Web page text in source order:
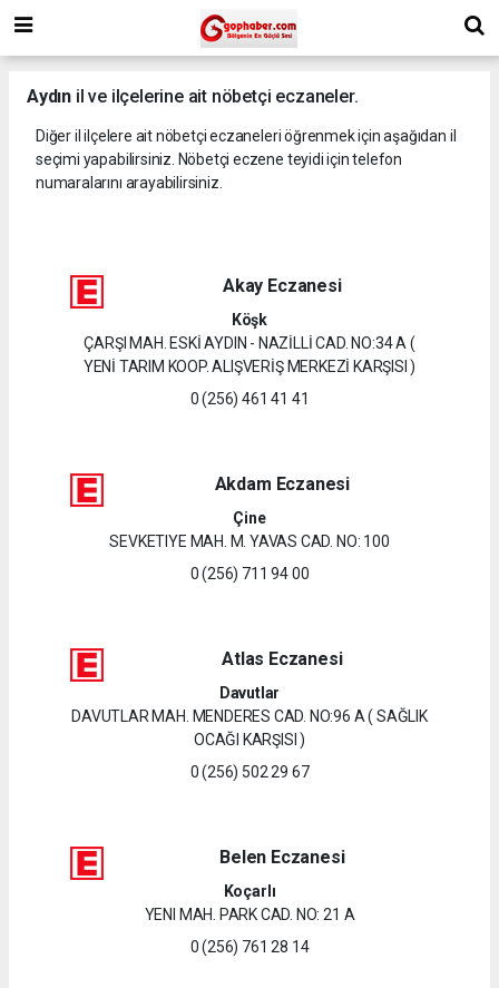
Aydın il ve ilçelerine ait nöbetçi eczaneler.
Diğer il ilçelere ait nöbetçi eczaneleri öğrenmek için aşağıdan il
seçimi yapabilirsiniz. Nöbetçi eczene teyidi için telefon
numaralarını arayabilirsiniz.
Akay Eczanesi
Köşk
ÇARŞI MAH. ESKİ AYDIN - NAZİLLİ CAD. NO:34 A (
YENİ TARIM KOOP. ALIŞVERİŞ MERKEZİ KARŞISI )
0 (256) 461 41 41
Akdam Eczanesi
Çine
SEVKETIYE MAH. M. YAVAS CAD. NO: 100
0 (256) 711 94 00
Atlas Eczanesi
Davutlar
DAVUTLAR MAH. MENDERES CAD. NO:96 A ( SAĞLIK
OCAĞI KARŞISI )
0 (256) 502 29 67
Belen Eczanesi
Koçarlı
YENI MAH. PARK CAD. NO: 21 A
0 (256) 761 28 14